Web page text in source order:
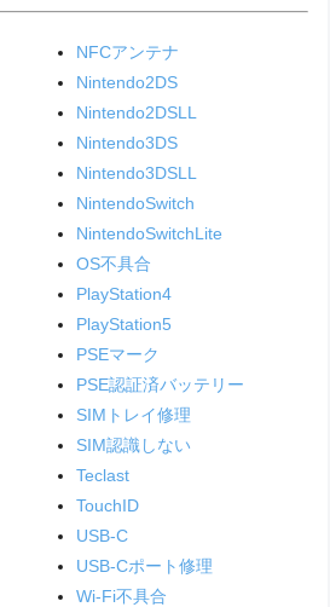
NFCアンテナ
Nintendo2DS
Nintendo2DSLL
Nintendo3DS
Nintendo3DSLL
NintendoSwitch
NintendoSwitchLite
OS不具合
PlayStation4
PlayStation5
PSEマーク
PSE認証済バッテリー
SIMトレイ修理
SIM認識しない
Teclast
TouchID
USB-C
USB-Cポート修理
Wi-Fi不具合